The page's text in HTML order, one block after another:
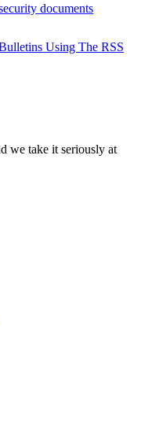
documents
Using The RSS
we take it seriously at